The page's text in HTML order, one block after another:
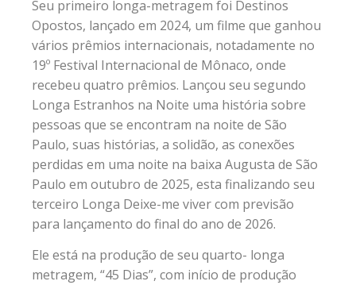
Seu primeiro longa-metragem foi Destinos
Opostos, lançado em 2024, um filme que ganhou
vários prêmios internacionais, notadamente no
19º Festival Internacional de Mônaco, onde
recebeu quatro prêmios. Lançou seu segundo
Longa Estranhos na Noite uma história sobre
pessoas que se encontram na noite de São
Paulo, suas histórias, a solidão, as conexões
perdidas em uma noite na baixa Augusta de São
Paulo em outubro de 2025, esta finalizando seu
terceiro Longa Deixe-me viver com previsão
para lançamento do final do ano de 2026.
Ele está na produção de seu quarto- longa
metragem, “45 Dias”, com início de produção